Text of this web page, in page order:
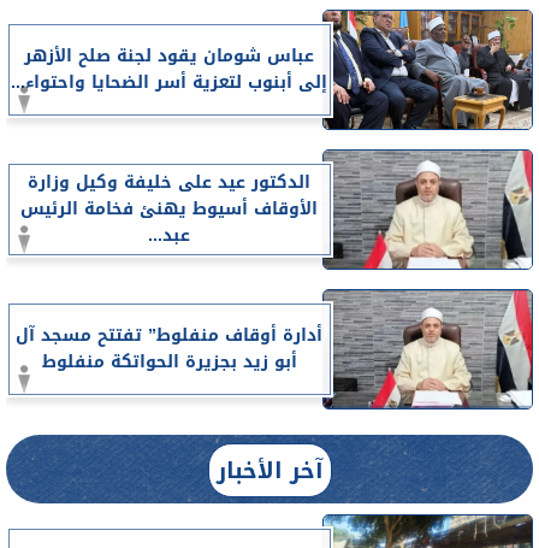
عباس شومان يقود لجنة صلح الأزهر
إلى أبنوب لتعزية أسر الضحايا واحتواء...
الدكتور عيد على خليفة وكيل وزارة
الأوقاف أسيوط يهنئ فخامة الرئيس
عبد...
أدارة أوقاف منفلوط” تفتتح مسجد آل
أبو زيد بجزيرة الحواتكة منفلوط
آخر الأخبار